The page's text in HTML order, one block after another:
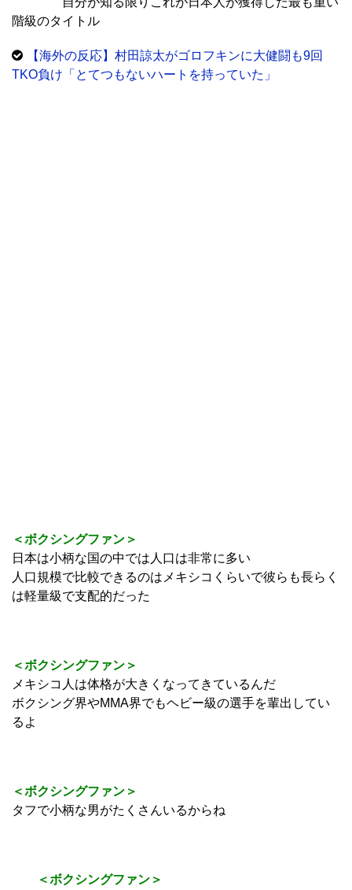
階級のタイトル
【海外の反応】村田諒太がゴロフキンに大健闘も9回
TKO負け「とてつもないハートを持っていた」
＜ボクシングファン＞
日本は小柄な国の中では人口は非常に多い
人口規模で比較できるのはメキシコくらいで彼らも長らく
は軽量級で支配的だった
＜ボクシングファン＞
メキシコ人は体格が大きくなってきているんだ
ボクシング界やMMA界でもヘビー級の選手を輩出してい
るよ
＜ボクシングファン＞
タフで小柄な男がたくさんいるからね
＜ボクシングファン＞